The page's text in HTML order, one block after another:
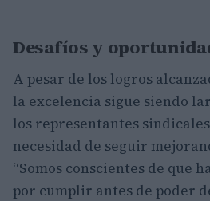
Desafíos y
A pesar de los logros
la excelencia sigue siendo
los representantes
necesidad de seguir
“Somos conscientes de que
por cumplir antes de poder